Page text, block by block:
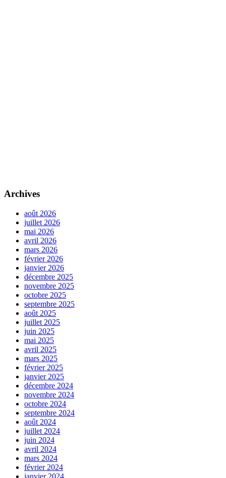
Archives
août 2026
juillet 2026
mai 2026
avril 2026
mars 2026
février 2026
janvier 2026
décembre 2025
novembre 2025
octobre 2025
septembre 2025
août 2025
juillet 2025
juin 2025
mai 2025
avril 2025
mars 2025
février 2025
janvier 2025
décembre 2024
novembre 2024
octobre 2024
septembre 2024
août 2024
juillet 2024
juin 2024
avril 2024
mars 2024
février 2024
janvier 2024